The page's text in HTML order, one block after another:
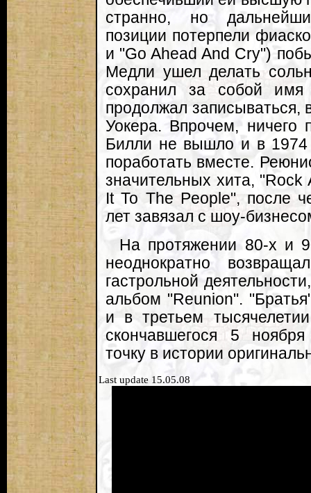
странно, но
позиции потерпели
и "Go Ahead And Cry")
Медли ушел делать
сохранил за собой
продолжал
Уокера. Впрочем, ничего
Билли не вышло и в
поработать вместе.
значительных хита,
It To The People", после
лет завязал с шоу-
На протяжении 80-х и
неоднократно
гастрольной
альбом "Reunion".
и в третьем
скончавшегося 5
точку в истории
Last update 15.05.08